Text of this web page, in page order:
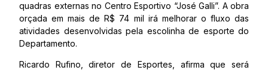
quadras externas no Centro Esportivo “José Galli”. A obra
orçada em mais de R$ 74 mil irá melhorar o fluxo das
atividades desenvolvidas pela escolinha de esporte do
Departamento.
Ricardo Rufino, diretor de Esportes, afirma que será